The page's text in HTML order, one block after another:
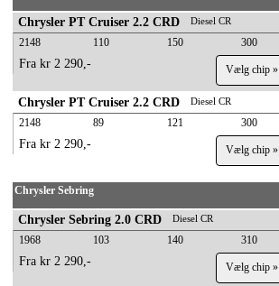
Chrysler PT Cruiser 2.2 CRD Diesel CR
2148 110 150 300
Fra kr 2 290,- Vælg chip »
Chrysler PT Cruiser 2.2 CRD Diesel CR
2148 89 121 300
Fra kr 2 290,- Vælg chip »
Chrysler Sebring
Chrysler Sebring 2.0 CRD Diesel CR
1968 103 140 310
Fra kr 2 290,- Vælg chip »